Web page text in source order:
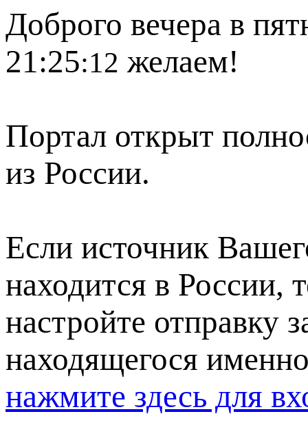
Доброго вечера в
21:25:12 желаем!
Портал открыт
из России.
Если источник
находится в России,
настройте отправку
находящегося
нажмите здесь для